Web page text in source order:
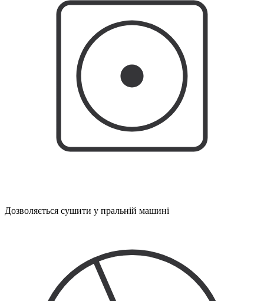
Дозволяється сушити у пральній машині